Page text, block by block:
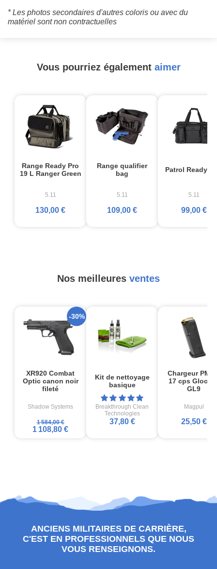
* Les photos secondaires d'autres coloris ou avec du
matériel sont non contractuelles
Vous pourriez également aimer
Range Ready Pro
19 L Ranger Green
5.11
130,00 €
Range qualifier
bag
5.11
109,00 €
Patrol Ready
5.11
99,00 €
Nos meilleures ventes
XR920 Combat
Optic canon noir
fileté
Shadow Systems
1 584,00 €
1 108,80 €
-30%
Kit de nettoyage
basique
Breakthrough Clean
Technologies
37,80 €
Chargeur
17 cps
GL9
Magpul
25,50 €
ANCIENS MILITAIRES DE CARRIÈRE,
C'EST EN PROFESSIONNELS QUE NOUS
VOUS RENSEIGNONS.